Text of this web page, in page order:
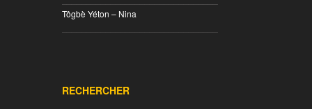
Tôgbè Yéton – Nina
RECHERCHER